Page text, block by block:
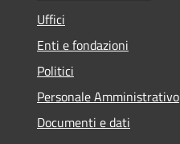
Uffici
Enti e fondazioni
Politici
Personale Amministrativo
Documenti e dati